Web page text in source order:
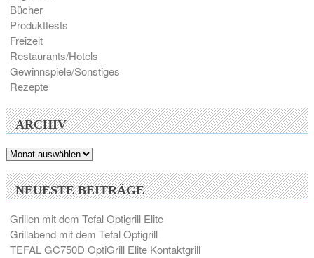
Bücher
Produkttests
Freizeit
Restaurants/Hotels
Gewinnspiele/Sonstiges
Rezepte
ARCHIV
Archiv
NEUESTE BEITRÄGE
Grillen mit dem Tefal Optigrill Elite
Grillabend mit dem Tefal Optigrill
TEFAL GC750D OptiGrill Elite Kontaktgrill